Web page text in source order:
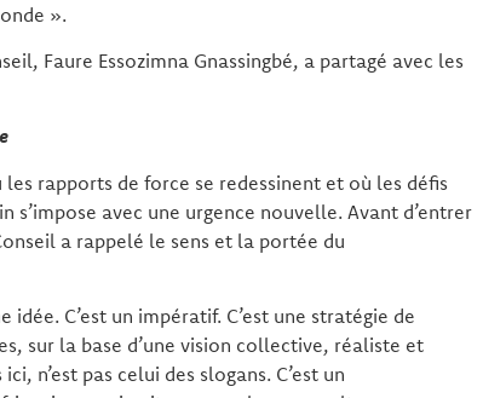
».
Faure Essozimna Gnassingbé, a partagé avec les
rapports de force se redessinent et où les défis
avec une urgence nouvelle. Avant d’entrer
a rappelé le sens et la portée du
C’est un impératif. C’est une stratégie de
sur la base d’une vision collective, réaliste et
n’est pas celui des slogans. C’est un